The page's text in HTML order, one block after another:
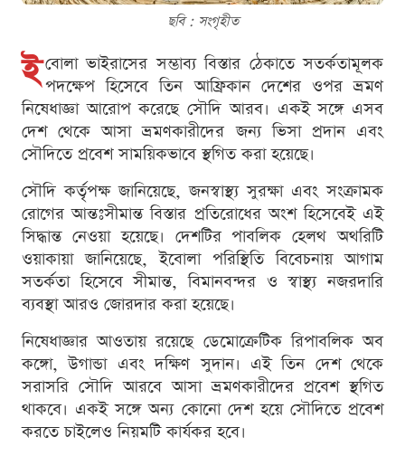
ছবি : সংগৃহীত
ই বোলা ভাইরাসের সম্ভাব্য বিস্তার ঠেকাতে সতর্কতামূলক
পদক্ষেপ হিসেবে তিন আফ্রিকান দেশের ওপর ভ্রমণ
নিষেধাজ্ঞা আরোপ করেছে সৌদি আরব। একই সঙ্গে এসব
দেশ থেকে আসা ভ্রমণকারীদের জন্য ভিসা প্রদান এবং
সৌদিতে প্রবেশ সাময়িকভাবে স্থগিত করা হয়েছে।
সৌদি কর্তৃপক্ষ জানিয়েছে, জনস্বাস্থ্য সুরক্ষা এবং সংক্রামক
রোগের আন্তঃসীমান্ত বিস্তার প্রতিরোধের অংশ হিসেবেই এই
সিদ্ধান্ত নেওয়া হয়েছে। দেশটির পাবলিক হেলথ অথরিটি
ওয়াকায়া জানিয়েছে, ইবোলা পরিস্থিতি বিবেচনায় আগাম
সতর্কতা হিসেবে সীমান্ত, বিমানবন্দর ও স্বাস্থ্য নজরদারি
ব্যবস্থা আরও জোরদার করা হয়েছে।
নিষেধাজ্ঞার আওতায় রয়েছে ডেমোক্রেটিক রিপাবলিক অব
কঙ্গো, উগান্ডা এবং দক্ষিণ সুদান। এই তিন দেশ থেকে
সরাসরি সৌদি আরবে আসা ভ্রমণকারীদের প্রবেশ স্থগিত
থাকবে। একই সঙ্গে অন্য কোনো দেশ হয়ে সৌদিতে প্রবেশ
করতে চাইলেও নিয়মটি কার্যকর হবে।